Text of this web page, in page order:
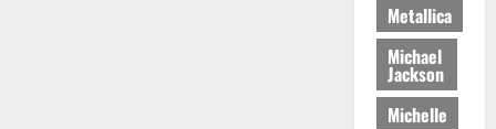
Metallica
Michael
Jackson
Michelle